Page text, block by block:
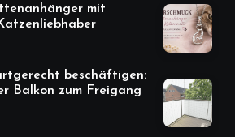
mit
beschäftigen:
Balkon zum Freigang